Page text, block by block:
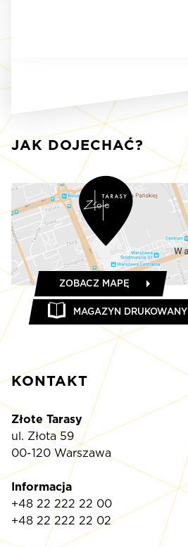
KONTAKT
Złote Tarasy
ul. Złota 59
00-120 Warszawa
Informacja
+48 22 222 22 00
+48 22 222 22 02
JAK DOJECHAĆ?
ZOBACZ MAPĘ
MAGAZYN DRUKOWANY